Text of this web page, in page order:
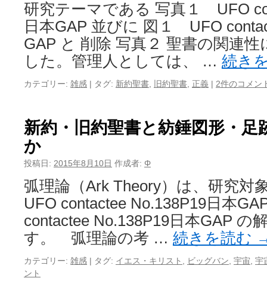
研究テーマである 写真１ UFO
日本GAP 並びに 図１ UFO
GAP と 削除 写真２ 聖書の関連
した。管理人としては、 … 続き
カテゴリー: 雑感 | タグ: 新約聖書 旧約聖書 正義 | 2件のコメン
新約・旧約聖書と紡錘図形・足
か
投稿日: 2015年8月10日 作成者: Φ
弧理論（Ark Theory）は、研究
UFO contactee No.138P19日本
contactee No.138P19日本GAP の
す。 弧理論の考 … 続きを読む
カテゴリー: 雑感 | タグ: イエス・キリスト ビッグバン 宇宙 宇
ント